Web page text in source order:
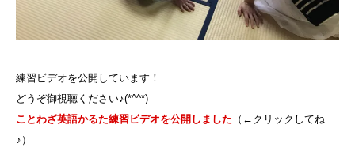
練習ビデオを公開しています！
どうぞ御視聴ください♪(*^^*)
ことわざ英語かるた練習ビデオを公開しました （←クリックしてね
♪）